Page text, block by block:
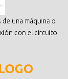
de una máquina o
con el circuito